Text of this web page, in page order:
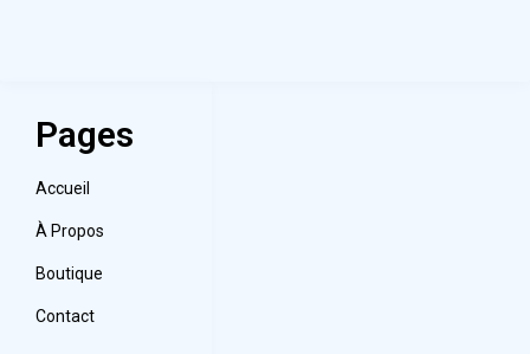
Pages
Accueil
À Propos
Boutique
Contact